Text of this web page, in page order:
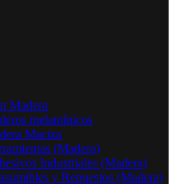
Madera
melamínicos
Maciza
(Madera)
Industriales (Madera)
y Repuestos (Madera)